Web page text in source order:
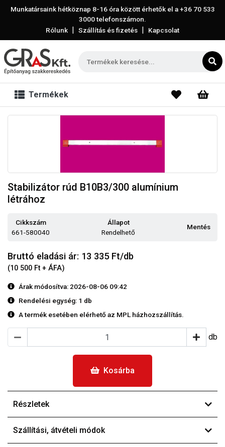
Munkatársaink hétköznap 8-16 óra között érhetők el a+36 70 533
3000telefonszámon.
Rólunk | Szállítás és fizetés | Kapcsolat
Termékek
Stabilizátor rúd B10B3/300 alumínium
létrához
Cikkszám
661-580040
Állapot
Rendelhető
Mentés
Bruttó eladási ár: 13 335Ft/db
(10 500 Ft + ÁFA)
Árak módosítva: 2026-08-06 09:42
Rendelési egység: 1 db
A termék esetében elérhető az MPL házhozszállítás.
db
Kosárba
Részletek
Szállítási, átvételi módok